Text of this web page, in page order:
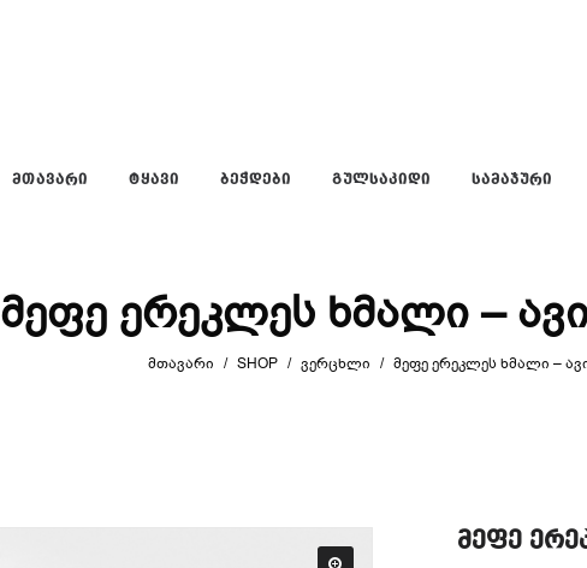
ᲛᲗᲐᲕᲐᲠᲘ ᲢᲧᲐᲕᲘ ᲑᲔᲭᲓᲔᲑᲘ ᲒᲣᲚᲡᲐᲙᲘᲓᲘ ᲡᲐᲛᲐᲯᲣᲠᲘ
მეფე ერეკლეს ხმალი –
ᲛᲗᲐᲕᲐᲠᲘ / SHOP / ᲕᲔᲠᲪᲮᲚᲘ /
მეფე